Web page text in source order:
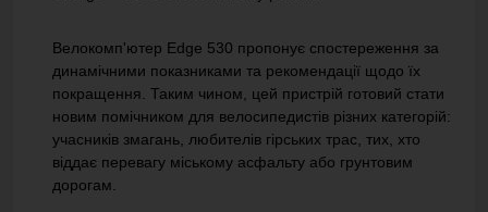
Велокомп'ютер Edge 530 пропонує спостереження за
динамічними показниками та рекомендації щодо їх
покращення. Таким чином, цей пристрій готовий стати
новим помічником для велосипедистів різних категорій:
учасників змагань, любителів гірських трас, тих, хто
віддає перевагу міському асфальту або грунтовим
дорогам.